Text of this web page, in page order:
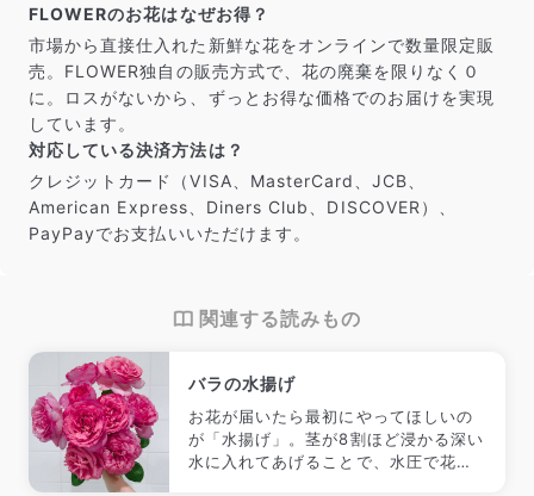
FLOWERのお花はなぜお得？
市場から直接仕入れた新鮮な花をオンラインで数量限定販
売。FLOWER独自の販売方式で、花の廃棄を限りなく０
に。ロスがないから、ずっとお得な価格でのお届けを実現
しています。
対応している決済方法は？
クレジットカード（VISA、MasterCard、JCB、
American Express、Diners Club、DISCOVER）、
PayPayでお支払いいただけます。
関連する読みもの
バラの水揚げ
お花が届いたら最初にやってほしいの
が「水揚げ」。茎が8割ほど浸かる深い
水に入れてあげることで、水圧で花に